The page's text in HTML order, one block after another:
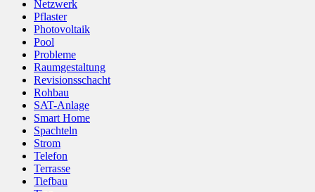
Netzwerk
Pflaster
Photovoltaik
Pool
Probleme
Raumgestaltung
Revisionsschacht
Rohbau
SAT-Anlage
Smart Home
Spachteln
Strom
Telefon
Terrasse
Tiefbau